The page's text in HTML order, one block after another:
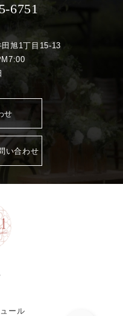
6751
旭1丁目15-13
せ
い合わせ
ール